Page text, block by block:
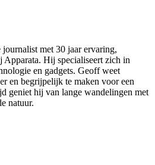
met 30 jaar ervaring,
Apparata. Hij specialiseert zich in
en gadgets. Geoff weet
en begrijpelijk te maken voor een
geniet hij van lange wandelingen met
natuur.